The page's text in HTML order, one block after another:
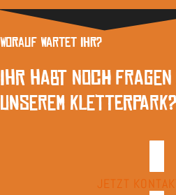
Worauf wartet Ihr?
Ihr habt noch
unserem Kletterpark?
JETZT